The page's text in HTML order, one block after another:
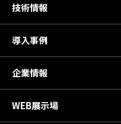
技術情報
導入事例
企業情報
WEB展示場